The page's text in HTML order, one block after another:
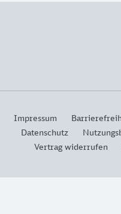
Impressum
Datenschutz
Vertrag widerrufen